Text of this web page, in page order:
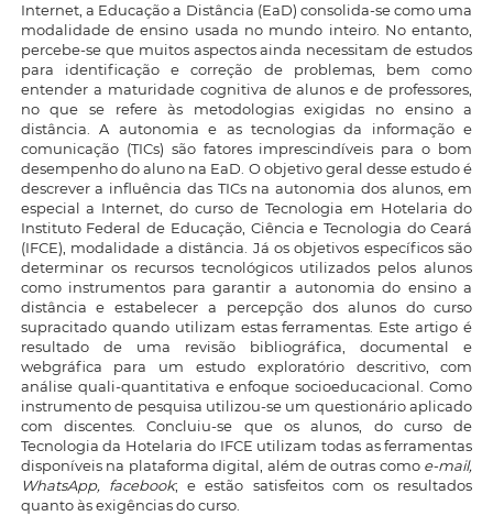
Internet, a Educação a Distância (EaD) consolida-se como uma
modalidade de ensino usada no mundo inteiro. No entanto,
percebe-se que muitos aspectos ainda necessitam de estudos
para identificação e correção de problemas, bem como
entender a maturidade cognitiva de alunos e de professores,
no que se refere às metodologias exigidas no ensino a
distância. A autonomia e as tecnologias da informação e
comunicação (TICs) são fatores imprescindíveis para o bom
desempenho do aluno na EaD. O objetivo geral desse estudo é
descrever a influência das TICs na autonomia dos alunos, em
especial a Internet, do curso de Tecnologia em Hotelaria do
Instituto Federal de Educação, Ciência e Tecnologia do Ceará
(IFCE), modalidade a distância. Já os objetivos específicos são
determinar os recursos tecnológicos utilizados pelos alunos
como instrumentos para garantir a autonomia do ensino a
distância e estabelecer a percepção dos alunos do curso
supracitado quando utilizam estas ferramentas. Este artigo é
resultado de uma revisão bibliográfica, documental e
webgráfica para um estudo exploratório descritivo, com
análise quali-quantitativa e enfoque socioeducacional. Como
instrumento de pesquisa utilizou-se um questionário aplicado
com discentes. Concluiu-se que os alunos, do curso de
Tecnologia da Hotelaria do IFCE utilizam todas as ferramentas
disponíveis na plataforma digital, além de outras como e-mail,
WhatsApp, facebook; e estão satisfeitos com os resultados
quanto às exigências do curso.